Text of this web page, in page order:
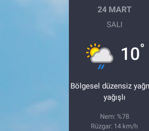
24 MART
SALI
10°
Bölgesel düzensiz
yağışlı
Nem: %78
Rüzgar: 14 km/h
BİLİM VE TEKNOLOJİ